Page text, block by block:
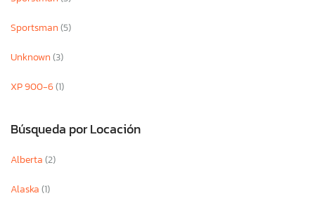
Sportsman(5)
Unknown(3)
XP 900-6(1)
Búsqueda por Locación
Alberta(2)
Alaska(1)